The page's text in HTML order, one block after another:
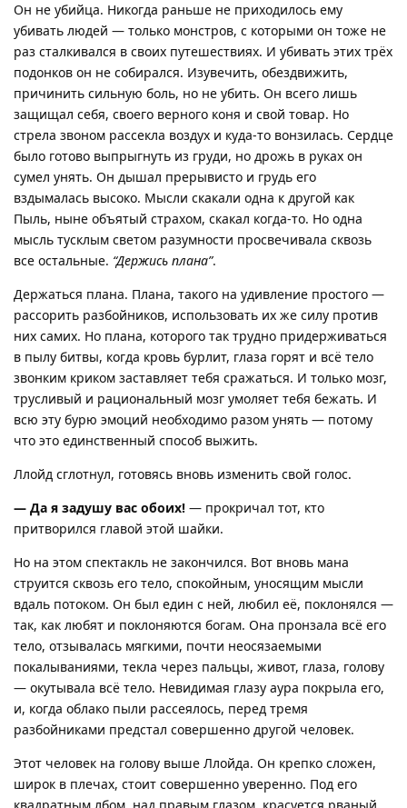
Он не убийца. Никогда раньше не приходилось ему
убивать людей — только монстров, с которыми он тоже не
раз сталкивался в своих путешествиях. И убивать этих трёх
подонков он не собирался. Изувечить, обездвижить,
причинить сильную боль, но не убить. Он всего лишь
защищал себя, своего верного коня и свой товар. Но
стрела звоном рассекла воздух и куда-то вонзилась. Сердце
было готово выпрыгнуть из груди, но дрожь в руках он
сумел унять. Он дышал прерывисто и грудь его
вздымалась высоко. Мысли скакали одна к другой как
Пыль, ныне объятый страхом, скакал когда-то. Но одна
мысль тусклым светом разумности просвечивала сквозь
все остальные. “Держись плана”.
Держаться плана. Плана, такого на удивление простого —
рассорить разбойников, использовать их же силу против
них самих. Но плана, которого так трудно придерживаться
в пылу битвы, когда кровь бурлит, глаза горят и всё тело
звонким криком заставляет тебя сражаться. И только мозг,
трусливый и рациональный мозг умоляет тебя бежать. И
всю эту бурю эмоций необходимо разом унять — потому
что это единственный способ выжить.
Ллойд сглотнул, готовясь вновь изменить свой голос.
— Да я задушу вас обоих! — прокричал тот, кто
притворился главой этой шайки.
Но на этом спектакль не закончился. Вот вновь мана
струится сквозь его тело, спокойным, уносящим мысли
вдаль потоком. Он был един с ней, любил её, поклонялся —
так, как любят и поклоняются богам. Она пронзала всё его
тело, отзывалась мягкими, почти неосязаемыми
покалываниями, текла через пальцы, живот, глаза, голову
— окутывала всё тело. Невидимая глазу аура покрыла его,
и, когда облако пыли рассеялось, перед тремя
разбойниками предстал совершенно другой человек.
Этот человек на голову выше Ллойда. Он крепко сложен,
широк в плечах, стоит совершенно уверенно. Под его